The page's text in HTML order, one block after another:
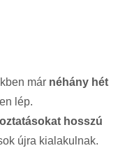
már néhány hét
lép.
hosszú
újra kialakulnak.